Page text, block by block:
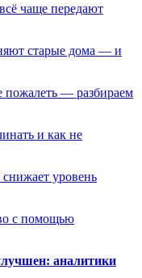
чаще передают
старые дома — и
пожалеть — разбираем
и как не
уровень
с помощью
аналитики